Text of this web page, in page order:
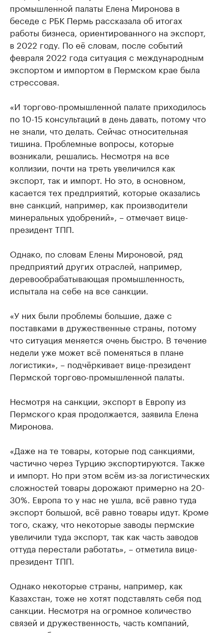
промышленной палаты Елена Миронова в
беседе с РБК Пермь рассказала об итогах
работы бизнеса, ориентированного на экспорт,
в 2022 году. По её словам, после событий
февраля 2022 года ситуация с международным
экспортом и импортом в Пермском крае была
стрессовая.
«И торгово-промышленной палате приходилось
по 10-15 консультаций в день давать, потому что
не знали, что делать. Сейчас относительная
тишина. Проблемные вопросы, которые
возникали, решались. Несмотря на все
коллизии, почти на треть увеличился как
экспорт, так и импорт. Но это, в основном,
касается тех предприятий, которые оказались
вне санкций, например, как производители
минеральных удобрений», – отмечает вице-
президент ТПП.
Однако, по словам Елены Мироновой, ряд
предприятий других отраслей, например,
деревообрабатывающая промышленность,
испытала на себе на все санкции.
«У них были проблемы большие, даже с
поставками в дружественные страны, потому
что ситуация меняется очень быстро. В течение
недели уже может всё поменяться в плане
логистики», – подчёркивает вице-президент
Пермской торгово-промышленной палаты.
Несмотря на санкции, экспорт в Европу из
Пермского края продолжается, заявила Елена
Миронова.
«Даже на те товары, которые под санкциями,
частично через Турцию экспортируются. Также
и импорт. Но при этом всём из-за логистических
сложностей товары дорожают примерно на 20-
30%. Европа то у нас не ушла, всё равно туда
экспорт большой, всё равно товары идут. Кроме
того, скажу, что некоторые заводы пермские
увеличили туда экспорт, так как часть заводов
оттуда перестали работать», – отметила вице-
президент ТПП.
Однако некоторые страны, например, как
Казахстан, тоже не хотят подставлять себя под
санкции. Несмотря на огромное количество
связей и дружественность, часть компаний,